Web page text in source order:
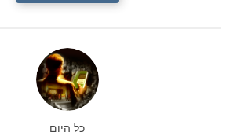
כל היום